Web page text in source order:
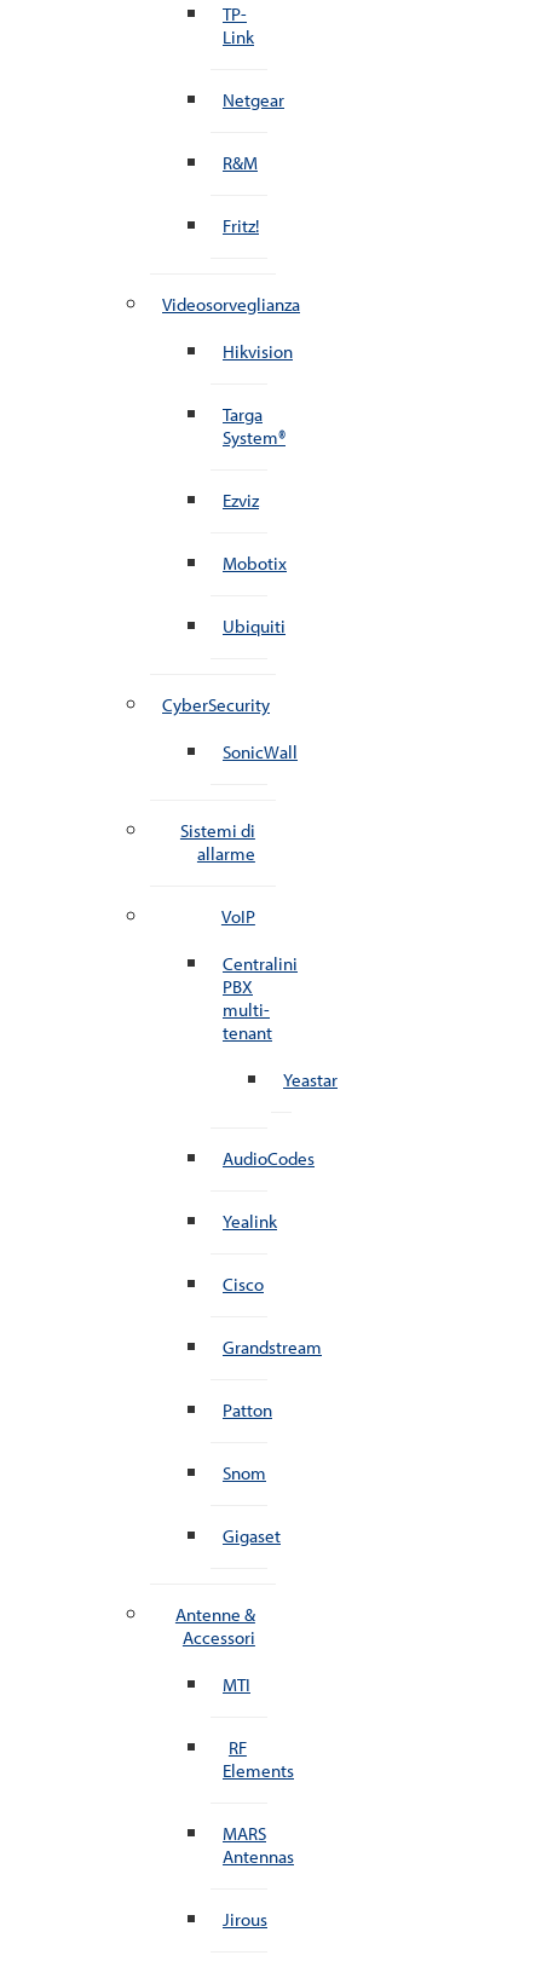
TP-
Link
Netgear
R&M
Fritz!
Videosorveglianza
Hikvision
Targa
System®
Ezviz
Mobotix
Ubiquiti
CyberSecurity
SonicWall
Sistemi di
allarme
VoIP
Centralini
PBX
multi-
tenant
Yeastar
AudioCodes
Yealink
Cisco
Grandstream
Patton
Snom
Gigaset
Antenne &
Accessori
MTI
RF
Elements
MARS
Antennas
Jirous